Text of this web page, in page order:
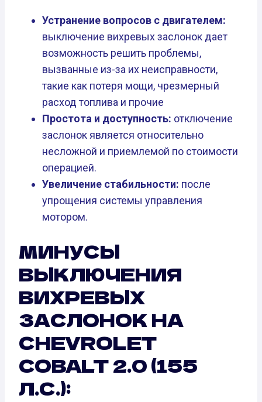
Устранение вопросов с двигателем:
выключение вихревых заслонок дает
возможность решить проблемы,
вызванные из-за их неисправности,
такие как потеря мощи, чрезмерный
расход топлива и прочие
Простота и доступность: отключение
заслонок является относительно
несложной и приемлемой по стоимости
операцией.
Увеличение стабильности: после
упрощения системы управления
мотором.
МИНУСЫ
ВЫКЛЮЧЕНИЯ
ВИХРЕВЫХ
ЗАСЛОНОК НА
CHEVROLET
COBALT 2.0 (155
Л.С.):